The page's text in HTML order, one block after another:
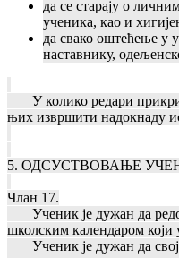
да се старају о
ученика, као и
да свако оштећење у
наставнику,
У колико редари
њих извршити надокнаду
5. ОДСУСТВОВАЊЕ
Члан 17.
Ученик је дужан да
школским календаром који
Ученик је дужан да